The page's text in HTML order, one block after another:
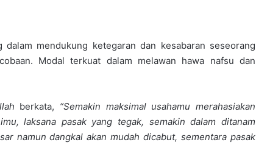
mendukung ketegaran dan kesabaran seseorang
Modal terkuat dalam melawan hawa nafsu dan
berkata, “Semakin maksimal usahamu merahasiakan
laksana pasak yang tegak, semakin dalam ditanam
namun dangkal akan mudah dicabut, sementara pasak